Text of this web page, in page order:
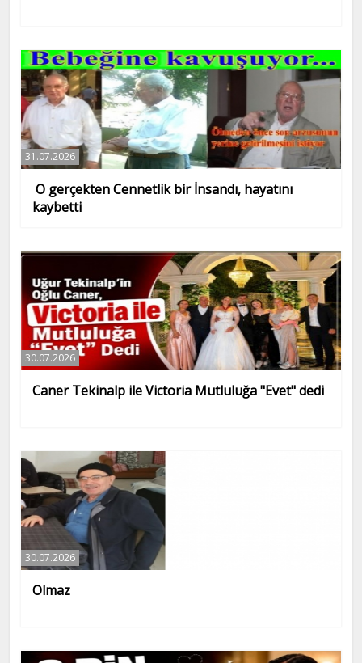
31.07.2026
O gerçekten Cennetlik bir İnsandı, hayatını
kaybetti
30.07.2026
Caner Tekinalp ile Victoria Mutluluğa "Evet" dedi
30.07.2026
Olmaz